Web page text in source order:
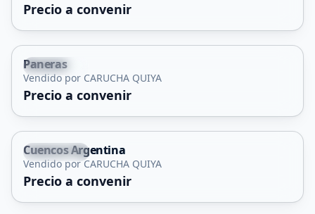
Precio a convenir
Concarán
Paneras
Vendido por CARUCHA QUIYA
Precio a convenir
Concarán
Cuencos Argentina
Vendido por CARUCHA QUIYA
Precio a convenir